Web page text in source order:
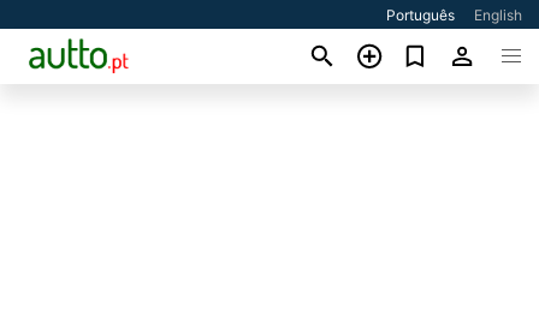
Português English